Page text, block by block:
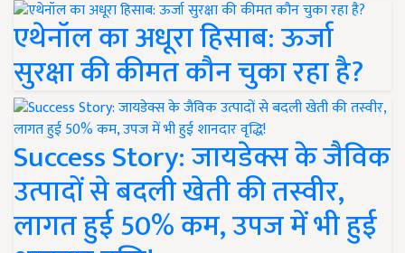
एथेनॉल का अधूरा हिसाब: ऊर्जा
सुरक्षा की कीमत कौन चुका रहा है?
Success Story: जायडेक्स के जैविक
उत्पादों से बदली खेती की तस्वीर,
लागत हुई 50% कम, उपज में भी हुई